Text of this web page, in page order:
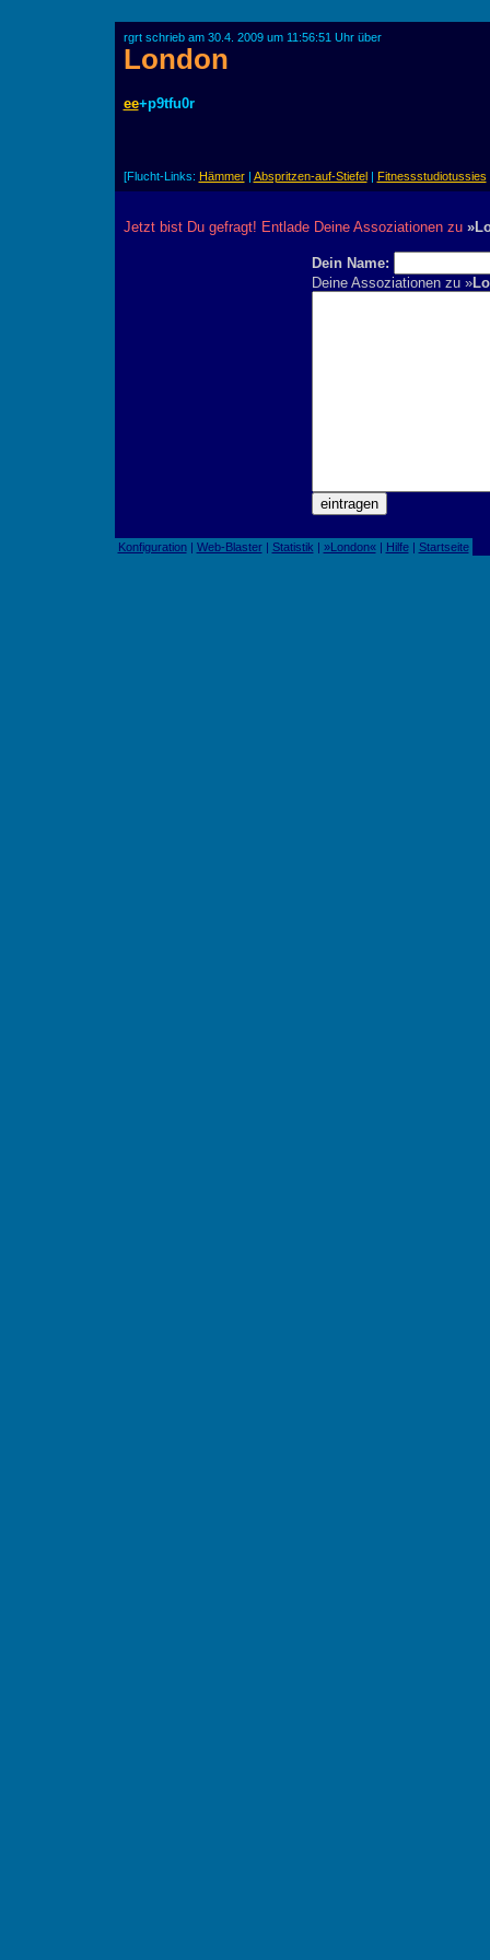
rgrt schrieb am 30.4. 2009 um 11:56:51 Uhr über
London
ee+p9tfu0r
[Flucht-Links: Hämmer| Abspritzen-auf-Stiefel| Fitnessstudiotussies
Jetzt bist Du gefragt! Entlade Deine Assoziationen zu
Dein Name:
Deine Assoziationen zu »
Konfiguration| Web-Blaster| Statistik | »London«| Hilfe| Startseite